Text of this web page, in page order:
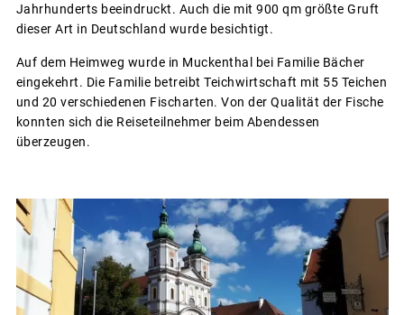
Jahrhunderts beeindruckt. Auch die mit 900 qm größte Gruft
dieser Art in Deutschland wurde besichtigt.
Auf dem Heimweg wurde in Muckenthal bei Familie Bächer
eingekehrt. Die Familie betreibt Teichwirtschaft mit 55 Teichen
und 20 verschiedenen Fischarten. Von der Qualität der Fische
konnten sich die Reiseteilnehmer beim Abendessen
überzeugen.